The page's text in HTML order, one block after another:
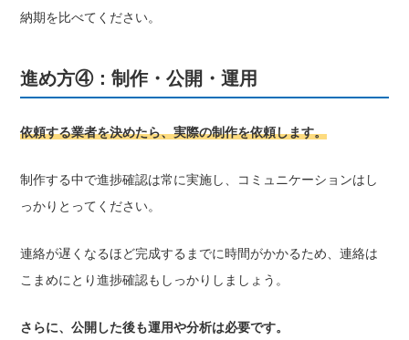
納期を比べてください。
進め方④：制作・公開・運用
依頼する業者を決めたら、実際の制作を依頼します。
制作する中で進捗確認は常に実施し、コミュニケーションはし
っかりとってください。
連絡が遅くなるほど完成するまでに時間がかかるため、連絡は
こまめにとり進捗確認もしっかりしましょう。
さらに、公開した後も運用や分析は必要です。